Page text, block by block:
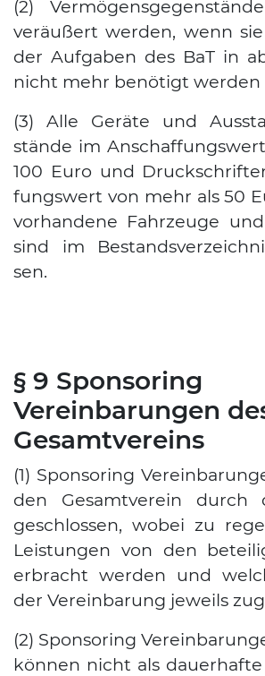
(2)
ver­äu­ßert wer­den, wenn
der Auf­ga­ben des BaT in
nicht mehr benö­tigt wer­den
(3) Alle Gerä­te und
stän­de im
100 Euro und
fungs­wert von mehr als 50
vor­han­de­ne Fahr­zeu­ge
sind im
sen.
§ 9 Sponsoring
Vereinbarungen
Gesamtvereins
(1) Spon­so­ring
den Gesamt­ver­ein durch
geschlos­sen, wobei zu
Leis­tun­gen von den
erbracht wer­den und
der Ver­ein­ba­rung jeweils
(2) Spon­so­ring
kön­nen nicht als